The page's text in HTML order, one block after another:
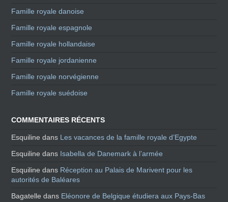
Famille royale danoise
Famille royale espagnole
Famille royale hollandaise
Famille royale jordanienne
Famille royale norvégienne
Famille royale suédoise
COMMENTAIRES RÉCENTS
Esquiline dans Les vacances de la famille royale d’Egypte
Esquiline dans Isabella de Danemark à l’armée
Esquiline dans Réception au Palais de Marivent pour les
autorités de Baléares
Bagatelle dans Eléonore de Belgique étudiera aux Pays-Bas